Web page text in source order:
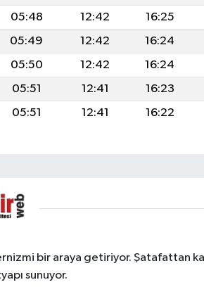
05:48 12:42 16:25
05:49 12:42 16:24
05:50 12:42 16:24
05:51 12:41 16:23
05:51 12:41 16:22
bir araya getiriyor. Şatafattan
sunuyor.